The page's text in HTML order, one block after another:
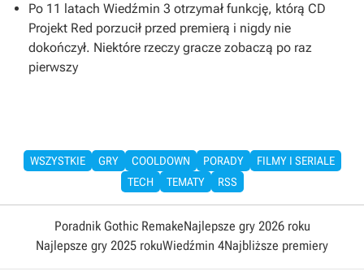
Po 11 latach Wiedźmin 3 otrzymał funkcję, którą CD
Projekt Red porzucił przed premierą i nigdy nie
dokończył. Niektóre rzeczy gracze zobaczą po raz
pierwszy
WSZYSTKIE GRY COOLDOWN PORADY
FILMY I SERIALE
TECH
TEMATY RSS
Poradnik Gothic RemakeNajlepsze gry 2026 roku
Najlepsze gry 2025 rokuWiedźmin 4Najbliższe premiery